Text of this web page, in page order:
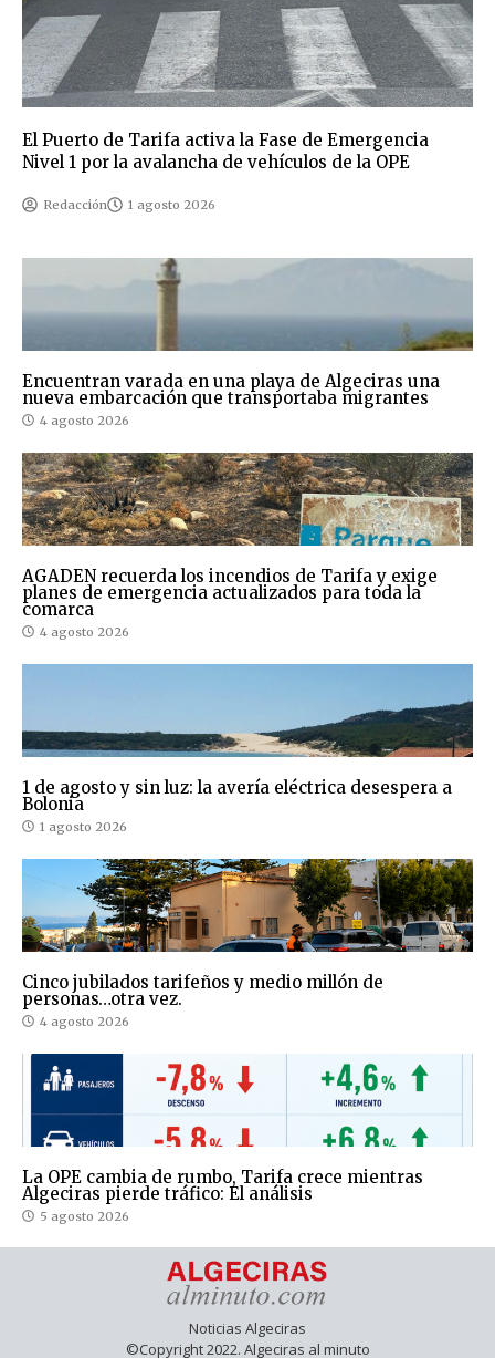
El Puerto de Tarifa activa la Fase de Emergencia
Nivel 1 por la avalancha de vehículos de la OPE
Redacción 1 agosto 2026
Encuentran varada en una playa de Algeciras una
nueva embarcación que transportaba migrantes
4 agosto 2026
AGADEN recuerda los incendios de Tarifa y exige
planes de emergencia actualizados para toda la
comarca
4 agosto 2026
1 de agosto y sin luz: la avería eléctrica desespera a
Bolonia
1 agosto 2026
Cinco jubilados tarifeños y medio millón de
personas…otra vez.
4 agosto 2026
La OPE cambia de rumbo, Tarifa crece mientras
Algeciras pierde tráfico: El análisis
5 agosto 2026
Noticias Algeciras
©Copyright 2022. Algeciras al minuto